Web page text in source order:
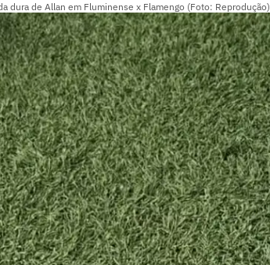
dura de Allan em Fluminense x Flamengo (Foto: Reprodução)